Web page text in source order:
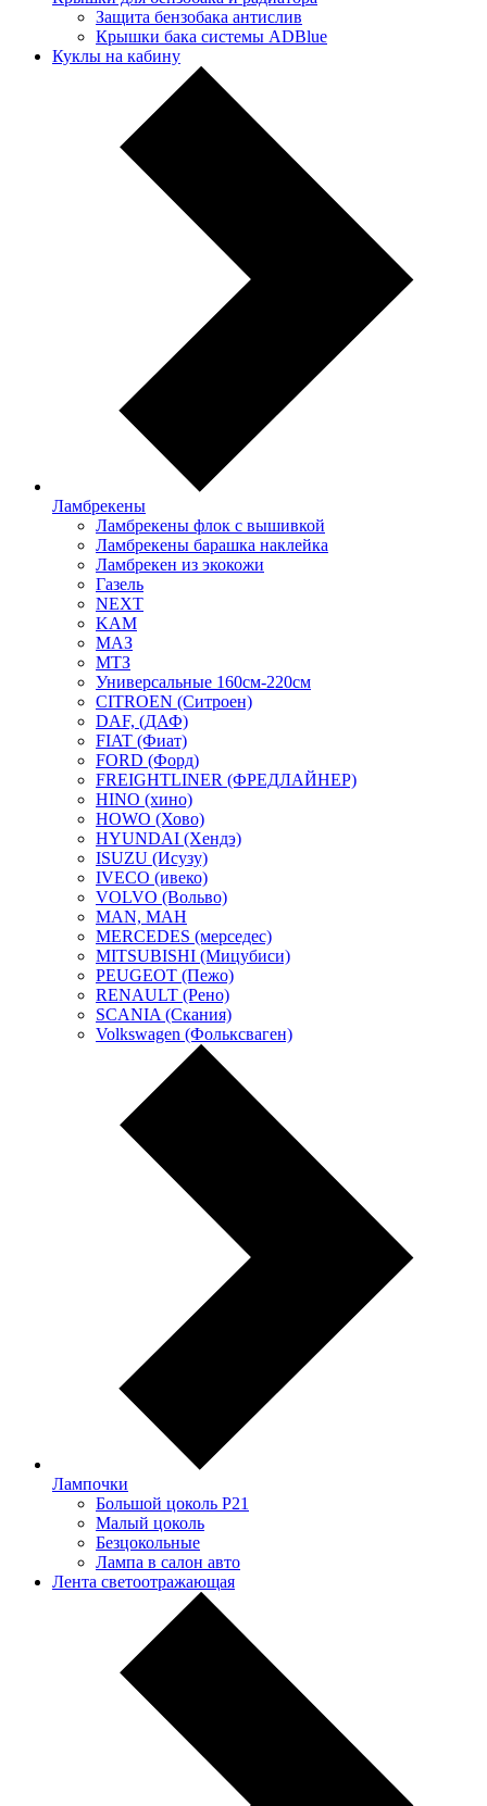
Защита бензобака антислив
Крышки бака системы ADBlue
Куклы на кабину
Ламбрекены
Ламбрекены флок с вышивкой
Ламбрекены барашка наклейка
Ламбрекен из экокожи
Газель
NEXT
KAM
МАЗ
МТЗ
Универсальные 160см-220см
CITROEN (Ситроен)
DAF, (ДАФ)
FIAT (Фиат)
FORD (Форд)
FREIGHTLINER (ФРЕДЛАЙНЕР)
HINO (хино)
HOWO (Хово)
HYUNDAI (Хендэ)
ISUZU (Исузу)
IVECO (ивеко)
VOLVO (Вольво)
MAN, МАН
MERCEDES (мерседес)
MITSUBISHI (Мицубиси)
PEUGEOT (Пежо)
RENAULT (Рено)
SCANIA (Скания)
Volkswagen (Фольксваген)
Лампочки
Большой цоколь P21
Малый цоколь
Безцокольные
Лампа в салон авто
Лента светоотражающая